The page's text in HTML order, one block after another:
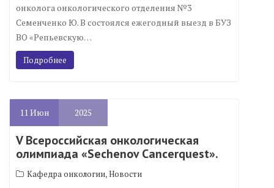
онколога онкологического отделения №3
Семенченко Ю. В состоялся ежегодный выезд в БУЗ
ВО «Репьевскую…
Подробнее
11Июн 2025
V Всероссийская онкологическая
олимпиада «Sechenov Cancerquest».
Кафедра онкологии,Новости